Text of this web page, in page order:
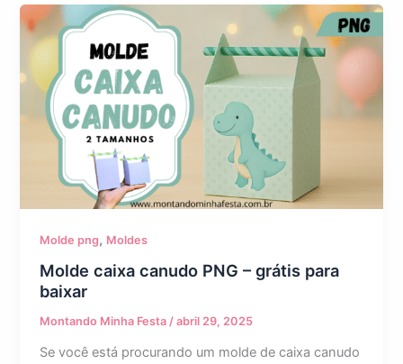
Molde png, Moldes
Molde caixa canudo PNG – grátis para
baixar
Montando Minha Festa/abril 29, 2025
Se você está procurando um molde de caixa canudo